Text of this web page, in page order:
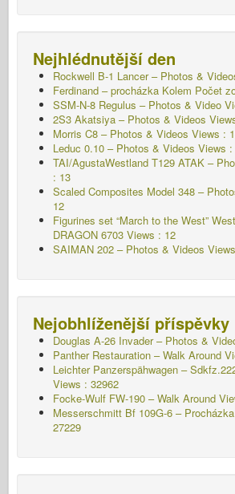
Nejhlédnutější den
Rockwell B-1 Lancer – Photos &
Ferdinand – procházka Kolem Počet
SSM-N-8 Regulus – Photos & Video
2S3 Akatsiya – Photos & Videos
Morris C8 – Photos & Videos Views :
Leduc 0.10 – Photos & Videos Views :
TAI/AgustaWestland T129 ATAK –
: 13
Scaled Composites Model 348 –
12
Figurines set “March to the West”
DRAGON 6703 Views : 12
SAIMAN 202 – Photos & Videos
Nejobhlíženější příspěvky
Douglas A-26 Invader – Photos &
Panther Restauration – Walk Around
Leichter Panzerspähwagen –
Views : 32962
Focke-Wulf FW-190 – Walk Around
Messerschmitt Bf 109G-6 –
27229